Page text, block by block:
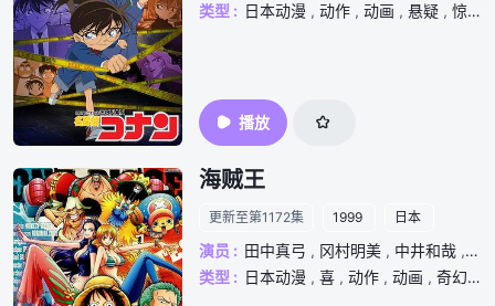
类型 : 日本动漫 , 动作 , 动画 , 悬疑 , 惊悚
播放
海贼王
更新至第1172集 1999 日本
演员 : 田中真弓 , 冈村明美 , 中井和哉 , 山
类型 : 日本动漫 , 喜 , 动作 , 动画 , 奇幻 ,